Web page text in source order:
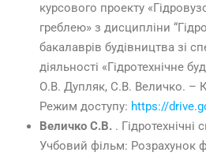
курсового проекту
греблею» з дисципліни
бакалаврів будівництва зі
діяльності «Гідротехнічне
О.В. Дупляк, С.В. Величко. –
Режим доступу: https://
Величко С.В. . Гідротехнічні
Учбовий фільм: Розрахунок